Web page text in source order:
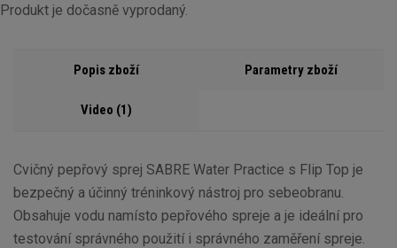
Produkt je dočasně vyprodaný.
Popis zboží Parametry zboží
Video (1)
Cvičný pepřový sprej SABRE Water Practice s Flip Top je
bezpečný a účinný tréninkový nástroj pro sebeobranu.
Obsahuje vodu namísto pepřového spreje a je ideální pro
testování správného použití i správného zaměření spreje.